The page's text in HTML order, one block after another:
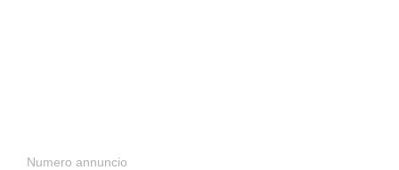
Numero annuncio